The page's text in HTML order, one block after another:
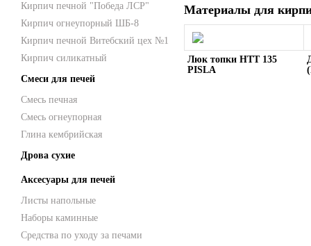
Материалы для
Люк топки HTT 135
PISLA
Кирпич печной "Победа ЛСР"
Кирпич огнеупорный ШБ-8
Кирпич печной Витебский цех №1
Кирпич силикатный
Смеси для печей
Смесь печная
Смесь огнеупорная
Глина кембрийская
Дрова сухие
Аксесуары для печей
Листы напольные
Наборы каминные
Средства по уходу за печами